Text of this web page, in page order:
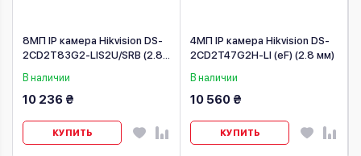
8МП IP камера Hikvision DS-
2CD2T83G2-LIS2U/SRB (2.8
В наличии
10 236 ₴
КУПИТЬ
4МП IP камера Hikvision DS-
2CD2T47G2H-LI (eF) (2.8 мм)
В наличии
10 560 ₴
КУПИТЬ